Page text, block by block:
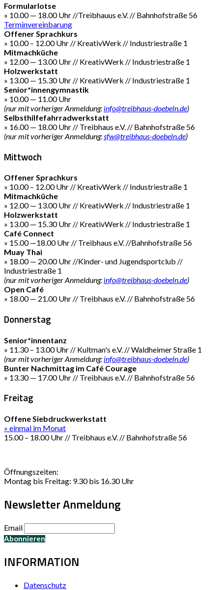
Formularlotse
» 10.00 — 18.00 Uhr //Treibhauus e.V. // Bahnhofstraße 56
Terminvereinbarung
Offener Sprachkurs
» 10.00 – 12.00 Uhr // KreativWerk // Industriestraße 1
Mitmachküche
» 12.00 — 13.00 Uhr // KreativWerk // Industriestraße 1
Holzwerkstatt
» 13.00 — 15.30 Uhr // KreativWerk // Industriestraße 1
Senior*innengymnastik
» 10.00 — 11.00 Uhr
(nur mit vorheriger Anmeldung: info@treibhaus-doebeln.de)
Selbsthilfefahrradwerkstatt
» 16.00 — 18.00 Uhr // Treibhaus e.V. // Bahnhofstraße 56
(nur mit vorheriger Anmeldung: sfw@treibhaus-doebeln.de)
Mittwoch
Offener Sprachkurs
» 10.00 – 12.00 Uhr // KreativWerk // Industriestraße 1
Mitmachküche
» 12.00 — 13.00 Uhr // KreativWerk // Industriestraße 1
Holzwerkstatt
» 13.00 — 15.30 Uhr // KreativWerk // Industriestraße 1
Café Connect
» 15.00 —18.00 Uhr // Treibhaus e.V. //Bahnhofstraße 56
Muay Thai
» 18.00 — 20.00 Uhr //Kinder- und Jugendsportclub //
Industriestraße 1
(nur mit vorheriger Anmeldung: info@treibhaus-doebeln.de)
Open Café
» 18.00 — 21.00 Uhr // Treibhaus e.V. // Bahnhofstraße 56
Donnerstag
Senior*innentanz
» 11.30 – 13.00 Uhr // Kultman's e.V. // Waldheimer Straße 1
(nur mit vorheriger Anmeldung: info@treibhaus-doebeln.de)
Bunter Nachmittag im Café Courage
» 13.30 — 17.00 Uhr // Treibhaus e.V. // Bahnhofstraße 56
Freitag
Offene Siebdruckwerkstatt
» einmal im Monat
15.00 – 18.00 Uhr // Treibhaus e.V. // Bahnhofstraße 56
Öffnungszeiten:
Montag bis Freitag: 9.30 bis 16.30 Uhr
Newsletter Anmeldung
Email
INFORMATION
Datenschutz